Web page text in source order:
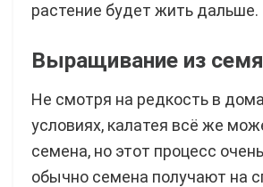
растение будет жить дальше.
Выращивание из
Не смотря на редкость в
условиях, калатея всё же
семена, но этот процесс
обычно семена получают на